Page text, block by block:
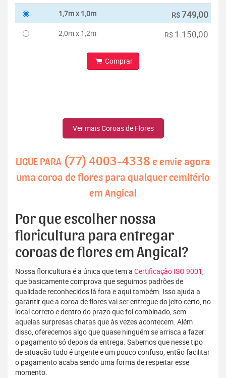
1,7m x 1,0m R$749,00
2,0m x 1,2m R$ 1.150,00
Comprar
Ver mais Coroas de Flores
LIGUE PARA (77) 4003-4338 e envie agora
uma coroa de flores para qualquer cemitério
em Angical
Por que escolher nossa
floricultura para entregar
coroas de flores em Angical?
Nossa floricultura é a única que tem a Certificação ISO 9001,
que basicamente comprova que seguimos padrões de
qualidade reconhecidos lá fora e aqui também. Isso ajuda a
garantir que a coroa de flores vai ser entregue do jeito certo, no
local correto e dentro do prazo que foi combinado, sem
aquelas surpresas chatas que às vezes acontecem. Além
disso, oferecemos algo que quase ninguém se arrisca a fazer:
o pagamento só depois da entrega. Sabemos que nesse tipo
de situação tudo é urgente e um pouco confuso, então facilitar
o pagamento acaba sendo uma forma de respeitar esse
momento.